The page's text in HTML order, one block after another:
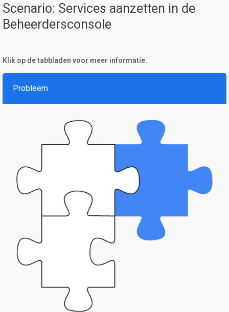
Scenario: Services aanzetten in de
Beheerdersconsole
Klik op de tabbladen voor meer informatie.
Probleem